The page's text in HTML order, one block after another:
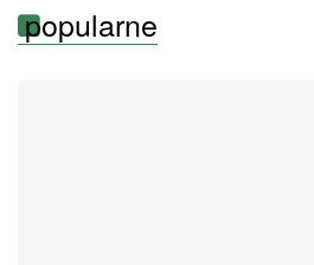
popularne